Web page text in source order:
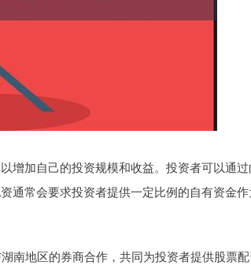
增加自己的投资规模和收益。投资者可以通
通常会要求投资者提供一定比例的自有资金
南地区的券商合作，共同为投资者提供股票